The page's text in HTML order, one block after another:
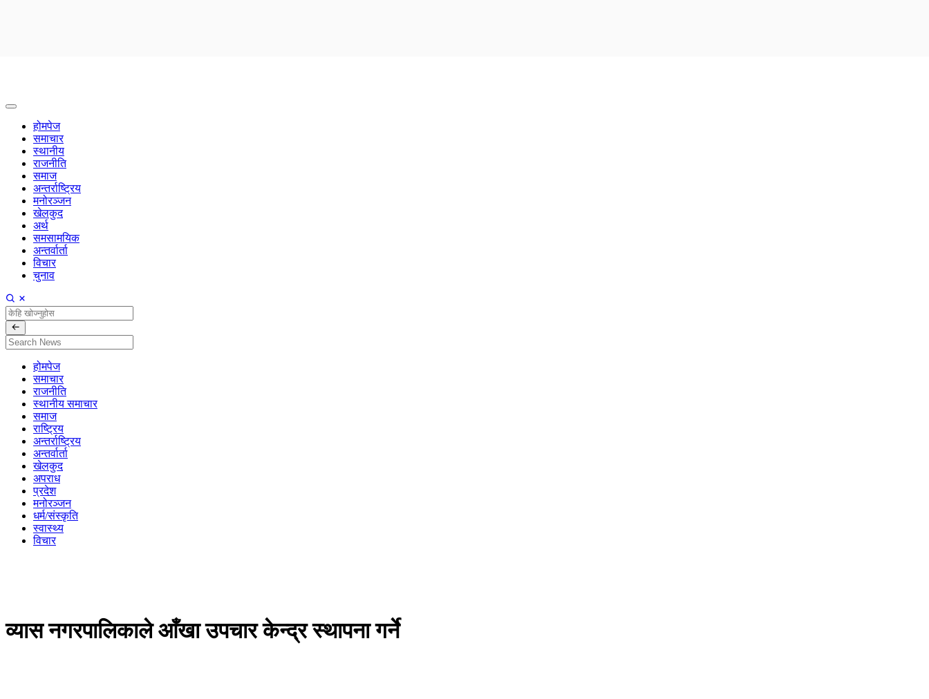
होमपेज
समाचार
स्थानीय
राजनीति
समाज
अन्तर्राष्ट्रिय
मनोरञ्जन
खेलकुद
अर्थ
समसामयिक
अन्तर्वार्ता
विचार
चुनाव
होमपेज
समाचार
राजनीति
स्थानीय समाचार
समाज
राष्ट्रिय
अन्तर्राष्ट्रिय
अन्तर्वार्ता
खेलकुद
अपराध
प्रदेश
मनोरञ्जन
धर्म/संस्कृति
स्वास्थ्य
विचार
व्यास नगरपालिकाले आँखा उपचार केन्द्र स्थापना गर्ने